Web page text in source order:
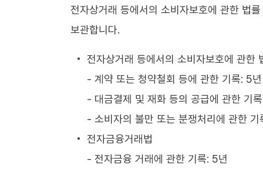
전자상거래 등에서의 소비자보호에 관한 법
보관합니다.
전자상거래 등에서의 소비자보호에 관한
- 계약 또는 청약철회 등에 관한 기록: 5년
- 대금결제 및 재화 등의 공급에 관한 기
- 소비자의 불만 또는 분쟁처리에 관한
전자금융거래법
- 전자금융 거래에 관한 기록: 5년